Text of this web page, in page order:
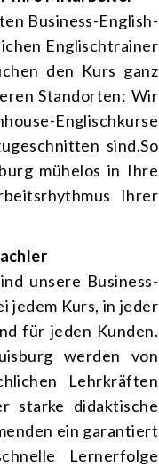
Business-English-
Englischtrainer
den Kurs ganz
Standorten: Wir
Englischkurse
sind.So
mühelos in Ihre
Ihrer
unsere Business-
jedem Kurs, in jeder
für jeden Kunden.
werden von
Lehrkräften
starke didaktische
ein garantiert
Lernerfolge